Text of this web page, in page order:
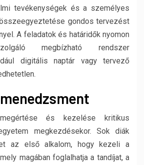
tevékenységek és a személyes
gondos tervezést
A feladatok és határidők nyomon
megbízható rendszer
digitális naptár vagy tervező
és kezelése kritikus
megkezdésekor. Sok diák
az első alkalom, hogy kezeli a
magában foglalhatja a tandíjat, a